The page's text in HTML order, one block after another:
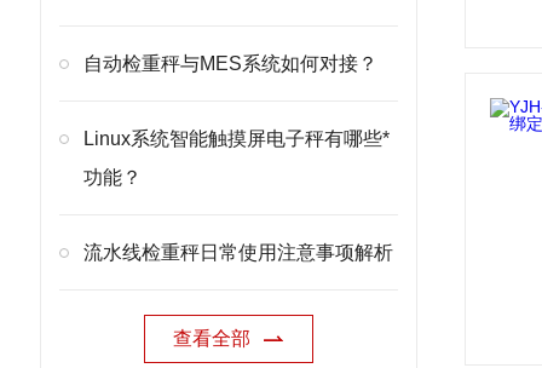
自动检重秤与MES系统如何对接？
Linux系统智能触摸屏电子秤有哪些*
功能？
流水线检重秤日常使用注意事项解析
查看全部